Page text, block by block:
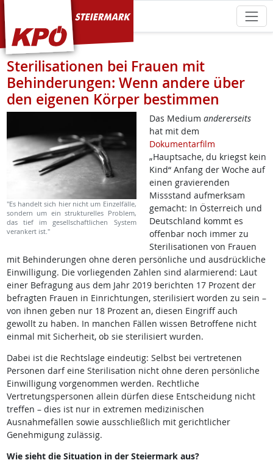
KPÖ Steiermark
Sterilisationen bei Frauen mit
Behinderungen: Wenn andere über
den eigenen Körper bestimmen
"Es handelt sich hier nicht um Einzelfälle,
sondern um ein strukturelles Problem,
das tief im gesellschaftlichen System
verankert ist."
Das Medium andererseits
hat mit dem
Dokumentarfilm
„Hauptsache, du kriegst kein
Kind“ Anfang der Woche auf
einen gravierenden
Missstand aufmerksam
gemacht: In Österreich und
Deutschland kommt es
offenbar noch immer zu
Sterilisationen von Frauen
mit Behinderungen ohne deren persönliche und ausdrückliche
Einwilligung. Die vorliegenden Zahlen sind alarmierend: Laut
einer Befragung aus dem Jahr 2019 berichten 17 Prozent der
befragten Frauen in Einrichtungen, sterilisiert worden zu sein –
von ihnen geben nur 18 Prozent an, diesen Eingriff auch
gewollt zu haben. In manchen Fällen wissen Betroffene nicht
einmal mit Sicherheit, ob sie sterilisiert wurden.
Dabei ist die Rechtslage eindeutig: Selbst bei vertretenen
Personen darf eine Sterilisation nicht ohne deren persönliche
Einwilligung vorgenommen werden. Rechtliche
Vertretungspersonen allein dürfen diese Entscheidung nicht
treffen – dies ist nur in extremen medizinischen
Ausnahmefällen sowie ausschließlich mit gerichtlicher
Genehmigung zulässig.
Wie sieht die Situation in der Steiermark aus?